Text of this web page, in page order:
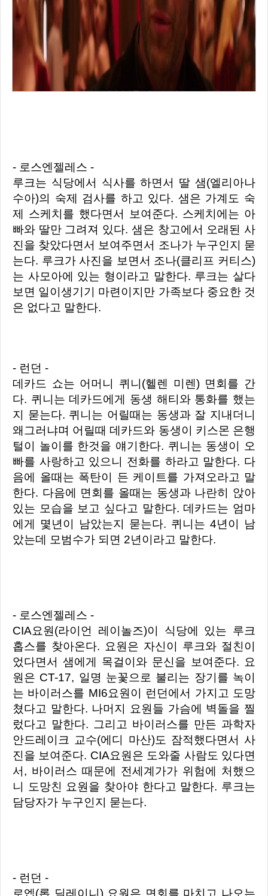
- 로스엔젤레스 -
루크는 식당에서 식사를 하면서 딸 샘(엘리아나
수아)의 숙제 검사를 하고 있다. 샘은 가계도 숙
제 스케치를 했다면서 보여준다. 스케치에는 아
빠와 딸만 그려져 있다. 샘은 창고에서 오래된 사
진을 찾았다면서 보여주면서 조나가 누구인지 묻
는다. 루크가 사진을 보면서 조나(클리프 커티스)
는 사모아에 있는 형이라고 말한다. 루크는 살다
보면 일이생기기 마련이지만 가족보다 중요한 것
은 없다고 말한다.
- 런던 -
데카드 쇼는 어머니 퀴니(헬렌 미렌) 면회를 간
다. 퀴니는 데카드에게 동생 해티와 통화를 했는
지 묻는다. 퀴니는 어릴때는 동생과 잘 지내더니
왜그러냐며 어릴때 데카드와 동생이 키스몬 은행
털이 놀이를 한것을 얘기한다. 퀴니는 동생이 오
빠를 사랑하고 있으니 전화를 하라고 말한다. 다
음에 올때는 폭탄이 든 케이트를 가져오라고 말
한다. 다음에 면회를 올때는 동생과 나란히 앉아
있는 모습을 보고 싶다고 말한다. 데카드는 엄마
에게 몇년이 남았는지 묻는다. 퀴니는 4년이 남
았는데 모범수가 되면 2년이라고 말한다.
- 로스엔젤레스 -
CIA요원(라이언 레이놀즈)이 식당에 있는 루크
홉스를 찾아온다. 요원은 자신이 루크와 절친이
었다면서 샘에게 목걸이와 문신을 보여준다. 요
원은 CT-17, 일명 눈꽃으로 불리는 장기를 녹이
는 바이러스를 MI6요원이 런던에서 가지고 도망
쳤다고 말한다. 나머지 요원들 가슴에 벽돌을 찔
렀다고 말한다. 그리고 바이러스를 만든 과학자
안드레이크 교수(에디 마산)도 잠적했다면서 사
진을 보여준다. CIA요원은 도와줄 사람도 있다면
서, 바이러스 때문에 전세계가가 위험에 처했으
니 도망친 요원을 찾아야 한다고 말한다. 루크는
담당자가 누구인지 묻는다.
- 런던 -
로엡(롭 딜레이니) 요원은 면회를 마치고 나오는